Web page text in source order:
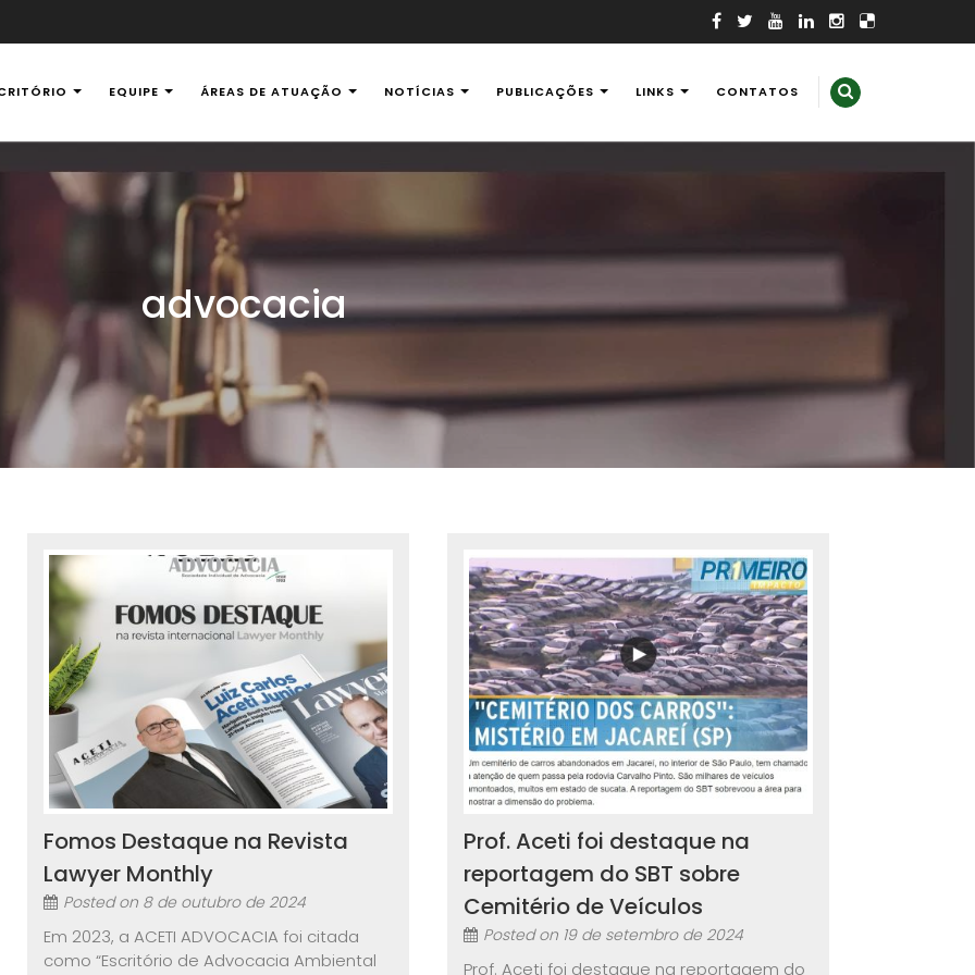
Ambiental
EQUIPE ÁREAS DE ATUAÇÃO NOTÍCIAS PUBLICAÇÕES LINKS CONTATOS
advocacia
Fomos Destaque na Revista
Lawyer Monthly
Posted on 8 de outubro de 2024
Em 2023, a ACETI ADVOCACIA foi citada
como “Escritório de Advocacia Ambiental
Prof. Aceti foi destaque na
reportagem do SBT sobre
Cemitério de Veículos
Posted on 19 de setembro de 2024
Prof. Aceti foi destaque na reportagem do